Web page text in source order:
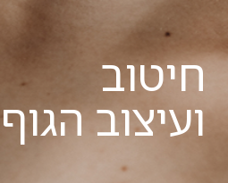
חיטוב
ועיצוב הגוף